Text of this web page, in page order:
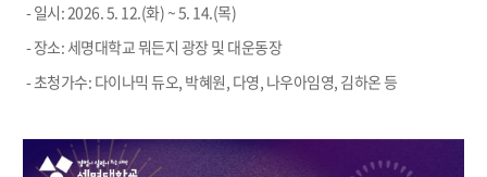
- 일시: 2026. 5. 12.(화) ~ 5. 14.(목)
- 장소: 세명대학교 뭐든지 광장 및 대운동장
- 초청가수: 다이나믹 듀오, 박혜원, 다영, 나우아임영, 김하온 등